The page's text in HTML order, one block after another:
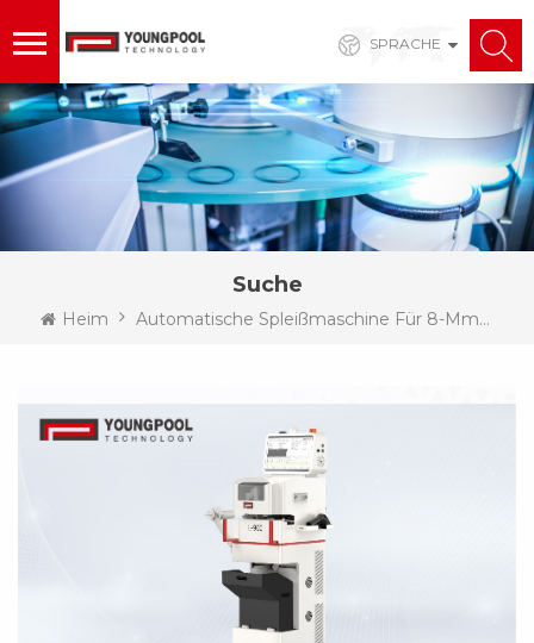
SPRACHE
Suche
Heim Automatische Spleißmaschine Für 8-Mm-Papierträgerband